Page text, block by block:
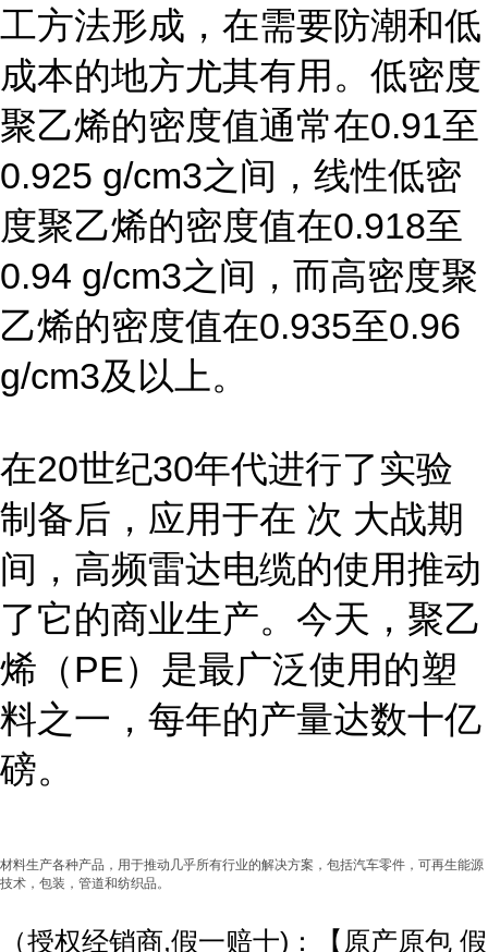
工方法形成，在需要防潮和低
成本的地方尤其有用。低密度
聚乙烯的密度值通常在0.91至
0.925 g/cm3之间，线性低密
度聚乙烯的密度值在0.918至
0.94 g/cm3之间，而高密度聚
乙烯的密度值在0.935至0.96
g/cm3及以上。
在20世纪30年代进行了实验
制备后，应用于在 次 大战期
间，高频雷达电缆的使用推动
了它的商业生产。今天，聚乙
烯（PE）是最广泛使用的塑
料之一，每年的产量达数十亿
磅。
材料生产各种产品，用于推动几乎所有行业的解决方案，包括汽车零件，可再生能源
技术，包装，管道和纺织品。
（授权经销商,假一赔十)：【原产原包 假